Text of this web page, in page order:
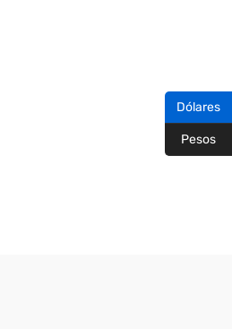
Dólares
Pesos